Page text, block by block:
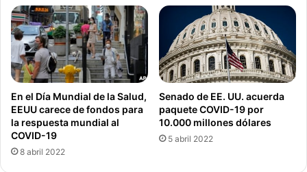
Las autoridades de salud del mundo han asegurado que la
situación empeorará mucho más antes de que pueda
mejorar.
Coronavirus Declaración
En el Día Mundial de la Salud,
EEUU carece de fondos para
la respuesta mundial al
COVID-19
8 abril 2022
Senado de EE. UU. acuerda
paquete COVID-19 por
10.000 millones dólares
5 abril 2022